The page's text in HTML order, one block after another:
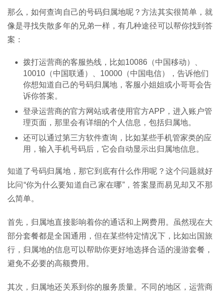
首
页
号
卡
科
那么，如何查询自己的号码归属地呢？方法其实很简单，就
像是寻找失散多年的兄弟一样，有几种途径可以帮你找到答
案：
拨打运营商的客服热线，比如10086（中国移动）、
10010（中国联通）、10000（中国电信），告诉他们
你想知道自己的号码归属地，客服小姐姐或小哥哥会告
诉你答案。
登录运营商的官方网站或者使用官方APP，进入账户管
理页面，那里会有详细的个人信息，包括归属地。
还可以通过第三方软件查询，比如某些手机管家类的应
用，输入手机号码后，它会自动显示出归属地信息。
知道了号码归属地，那它到底有什么作用呢？这个问题就好
比问“你为什么要知道自己家在哪”，答案显而易见却又不那
么简单。
首先，归属地直接影响着你的通话和上网费用。虽然现在大
部分套餐都是全国通用，但在某些特定情况下，比如出国旅
行，归属地的信息可以帮助你更好地选择合适的漫游套餐，
避免不必要的高额费用。
其次，归属地还关系到你的服务质量。不同的地区，运营商